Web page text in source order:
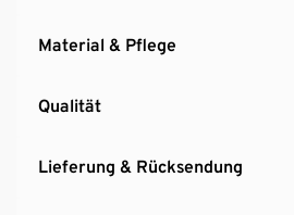
Material & Pflege
Qualität
Lieferung & Rücksendung